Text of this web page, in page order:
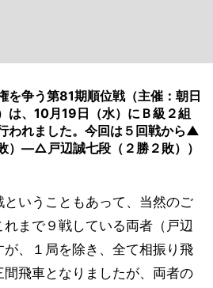
を争う第81期順位戦（主催：朝日
は、10月19日（水）にＢ級２組
われました。今回は５回戦から▲
）―△戸辺誠七段（２勝２敗））
いうこともあって、当然のご
まで９戦している両者（戸辺
、１局を除き、全て相振り飛
飛車となりましたが、両者の